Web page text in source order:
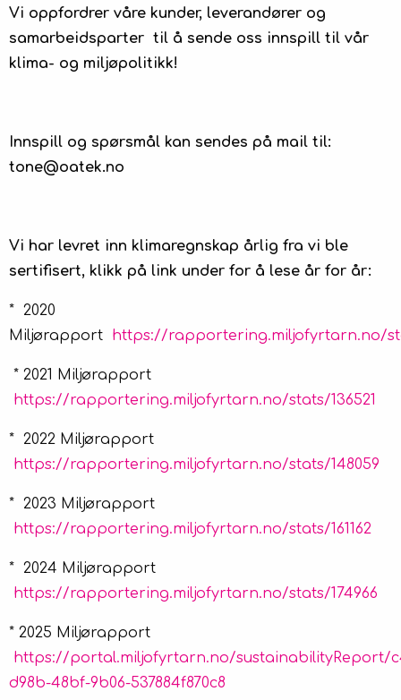
Vi oppfordrer våre kunder, leverandører og
samarbeidsparter til å sende oss innspill til vår
klima- og miljøpolitikk!
Innspill og spørsmål kan sendes på mail til:
tone@oatek.no
Vi har levret inn klimaregnskap årlig fra vi ble
sertifisert, klikk på link under for å lese år for år:
* 2020
Miljørapport https://rapportering.miljofyrtarn.no/
* 2021 Miljørapport
https://rapportering.miljofyrtarn.no/stats/136521
* 2022 Miljørapport
https://rapportering.miljofyrtarn.no/stats/148059
* 2023 Miljørapport
https://rapportering.miljofyrtarn.no/stats/161162
* 2024 Miljørapport
https://rapportering.miljofyrtarn.no/stats/174966
* 2025 Miljørapport
https://portal.miljofyrtarn.no/sustainabilityReport/
d98b-48bf-9b06-537884f870c8